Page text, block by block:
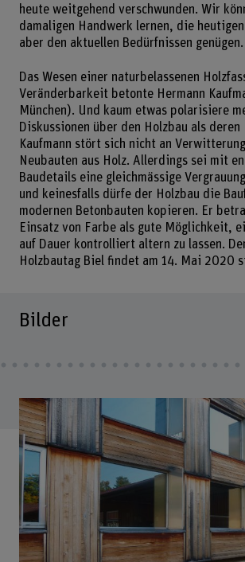
heute weitgehend verschwunden. Wir
damaligen Handwerk lernen, die
aber den aktuellen Bedürfnissen genügen.
Das Wesen einer naturbelassenen
Veränderbarkeit betonte Hermann
München). Und kaum etwas polarisiere
Diskussionen über den Holzbau als deren
Kaufmann stört sich nicht an
Neubauten aus Holz. Allerdings sei mit
Baudetails eine gleichmässige
und keinesfalls dürfe der Holzbau die
modernen Betonbauten kopieren. Er
Einsatz von Farbe als gute Möglichkeit,
auf Dauer kontrolliert altern zu lassen.
Holzbautag Biel findet am 14. Mai 2020
Bilder